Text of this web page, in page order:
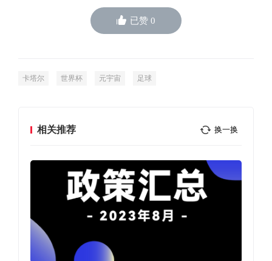
已赞 0
卡塔尔 世界杯 元宇宙 足球
相关推荐 换一换